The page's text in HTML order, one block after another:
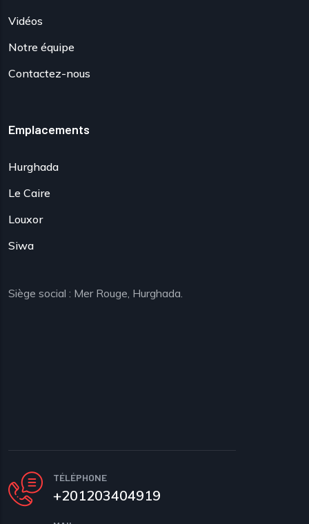
Vidéos
Notre équipe
Contactez-nous
Emplacements
Hurghada
Le Caire
Louxor
Siwa
Siège social : Mer Rouge, Hurghada.
TÉLÉPHONE
+201203404919